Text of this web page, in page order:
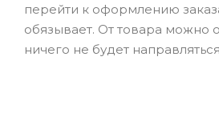
перейти к оформлению
обязывает. От товара можно
ничего не будет